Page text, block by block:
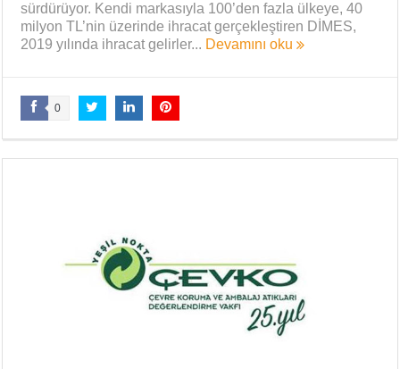
sürdürüyor. Kendi markasıyla 100’den fazla ülkeye, 40
milyon TL’nin üzerinde ihracat gerçekleştiren DİMES,
2019 yılında ihracat gelirler... Devamını oku
0